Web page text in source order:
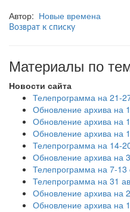
Автор: Новые времена
Возврат к списку
Материалы по
Новости сайта
Телепрограмма на 21-
Обновление архива на
Обновление архива на
Обновление архива на
Телепрограмма на 14-
Обновление архива на
Телепрограмма на 7-13
Телепрограмма на 31
Обновление архива на
Обновление архива на